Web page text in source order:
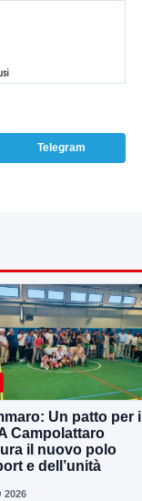
Telegram
Un patto per il
Campolattaro
il nuovo polo
e dell’unità
2026